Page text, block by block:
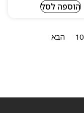
הוספה לסל
10 הבא